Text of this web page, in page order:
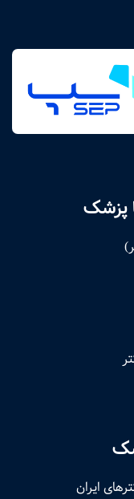
پزشک
ایران